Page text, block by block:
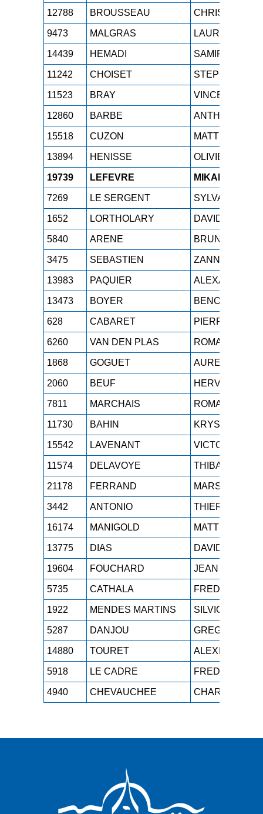
12788 BROUSSEAU CHRISTOPHE
9473 MALGRAS LAURENT
14439 HEMADI SAMIR
11242 CHOISET STEPHEN
11523 BRAY VINCENT
12860 BARBE ANTHONY
15518 CUZON MATTHIEU
13894 HENISSE OLIVIER
19739 LEFEVRE MIKAEL
7269 LE SERGENT SYLVAIN
1652 LORTHOLARY DAVID
5840 ARENE BRUNO
3475 SEBASTIEN ZANNIER
13983 PAQUIER ALEXANDRE
13473 BOYER BENOIT
628 CABARET PIERRE
6260 VAN DEN PLAS ROMAIN
1868 GOGUET AURELIEN
2060 BEUF HERVE
7811 MARCHAIS ROMAIN
11730 BAHIN KRYS
15542 LAVENANT VICTORIEN
11574 DELAVOYE THIBAUT
21178 FERRAND MARS
3442 ANTONIO THIERRY
16174 MANIGOLD MATTHIEU
13775 DIAS DAVID
19604 FOUCHARD JEAN
5735 CATHALA FREDERIC
1922 MENDES MARTINS SILVIO
5287 DANJOU GREGORY
14880 TOURET ALEXIS
5918 LE CADRE FREDERIC
4940 CHEVAUCHEE CHARLES